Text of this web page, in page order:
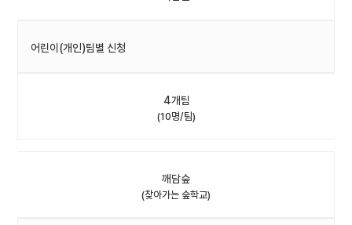
어린이(개인)팀별 신청
4개팀
(10명/팀)
깨담숲
(찾아가는 숲학교)